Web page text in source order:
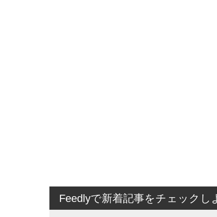
Feedlyで新着記事をチェックし